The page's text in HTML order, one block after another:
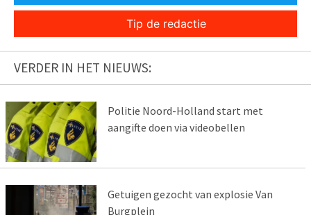
Tip de redactie
VERDER IN HET NIEUWS:
Politie Noord-Holland start met
aangifte doen via videobellen
Getuigen gezocht van explosie Van
Burgplein